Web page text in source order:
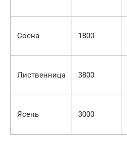
Сосна 1800
Лиственница 3800
Ясень 3000